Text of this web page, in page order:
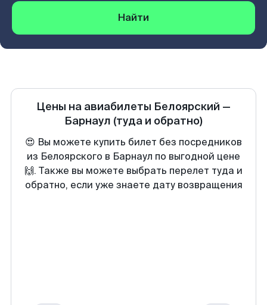
Найти
Цены на авиабилеты Белоярский —
Барнаул (туда и обратно)
😍 Вы можете купить билет без посредников
из Белоярского в Барнаул по выгодной цене
🙌. Также вы можете выбрать перелет туда и
обратно, если уже знаете дату возвращения